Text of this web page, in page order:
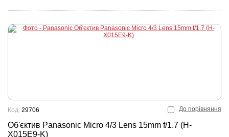
До порівняння
Об'єктив Panasonic Micro 4/3 Lens 15mm f/1.7 (H-
X015E9-K)
Код: 29706